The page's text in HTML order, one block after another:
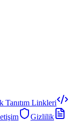
Tanıtım Linkleri
Gizlilik